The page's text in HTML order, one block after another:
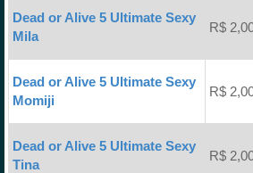
Dead or Alive 5 Ultimate Sexy
Mila
R$
Dead or Alive 5 Ultimate Sexy
Momiji
R$
Dead or Alive 5 Ultimate Sexy
Tina
R$